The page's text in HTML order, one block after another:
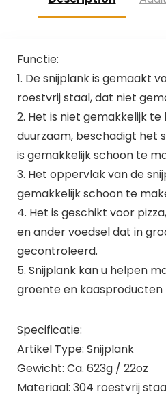
Functie:
1. De snijplank is gemaakt
roestvrij staal, dat niet
2. Het is niet gemakkelijk
duurzaam, beschadigt het
is gemakkelijk schoon te
3. Het oppervlak van de
gemakkelijk schoon te
4. Het is geschikt voor
en ander voedsel dat in
gecontroleerd.
5. Snijplank kan u helpen
groente en
Specificatie:
Artikel Type: Snijplank
Gewicht: Ca. 623g / 22oz
Materiaal: 304 roestvrij